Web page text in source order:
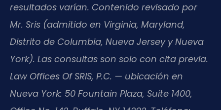
resultados varían. Contenido revisado por
Mr. Sris (admitido en Virginia, Maryland,
Distrito de Columbia, Nueva Jersey y Nueva
York). Las consultas son solo con cita previa.
Law Offices Of SRIS, P.C. — ubicación en
Nueva York: 50 Fountain Plaza, Suite 1400,